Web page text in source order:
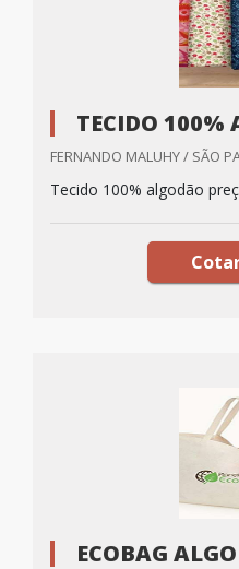
TECIDO 100%
FERNANDO MALUHY / SÃO
Tecido 100% algodão
ECOBAG